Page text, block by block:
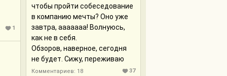
1
чтобы пройти собеседование
в компанию мечты? Оно уже
завтра, ааааааа! Волнуюсь,
как не в себя.
Обзоров, наверное, сегодня
не будет. Сижу, переживаю
Комментариев: 18 37